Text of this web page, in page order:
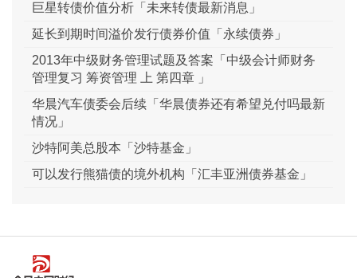
巨星转债价值分析「未来转债最新消息」
延长到期时间溢价发行债券价值「永续债券」
2013年中级财务管理试题及答案「中级会计师财务
管理复习 筹资管理 上 第四章 」
华晨汽车债委会后续「华晨债券还有希望兑付吗最新
情况」
沙特阿美总股本「沙特基金」
可以发行熊猫债的境外机构「汇丰亚洲债券基金」